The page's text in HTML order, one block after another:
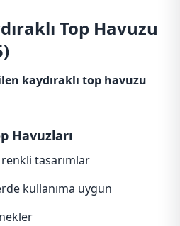
Top Havuzu
kaydıraklı top havuzu
Havuzları
renkli tasarımlar
kullanıma uygun